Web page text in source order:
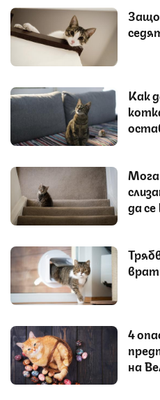
Как
да
4
на